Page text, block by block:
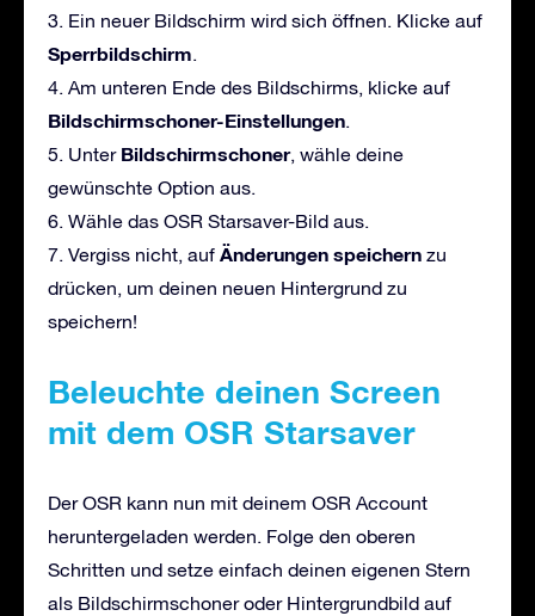
3. Ein neuer Bildschirm wird sich öffnen. Klicke auf
Sperrbildschirm
4. Am unteren Ende des Bildschirms, klicke auf
Bildschirmschoner-Einstellungen
5. Unter Bildschirmschoner, wähle deine
gewünschte Option aus.
6. Wähle das OSR Starsaver-Bild aus.
7. Vergiss nicht, auf Änderungen speichern zu
drücken, um deinen neuen Hintergrund zu
speichern!
Beleuchte deinen Screen
mit dem OSR Starsaver
Der OSR kann nun mit deinem OSR Account
heruntergeladen werden. Folge den oberen
Schritten und setze einfach deinen eigenen Stern
als Bildschirmschoner oder Hintergrundbild auf